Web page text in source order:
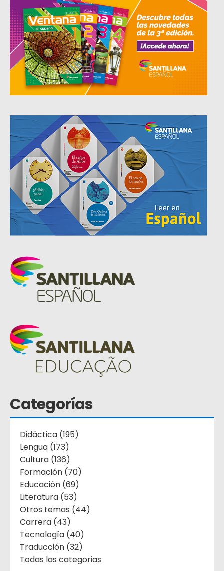
Categorías
Didáctica (195)
Lengua (173)
Cultura (136)
Formación (70)
Educación (69)
Literatura (53)
Otros temas (44)
Carrera (43)
Tecnología (40)
Traducción (32)
Todas las categorias